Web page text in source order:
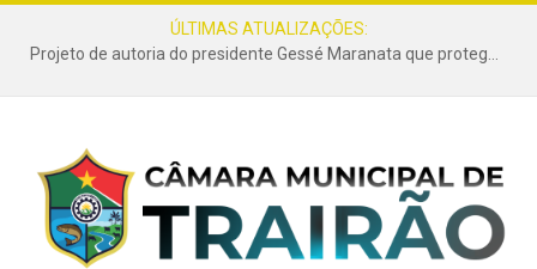
ÚLTIMAS ATUALIZAÇÕES:
Projeto de autoria do presidente Gessé Maranata que protege as estradas vicinais de Trairão é transformado em lei